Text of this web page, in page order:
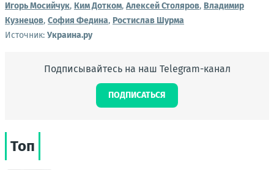
Игорь Мосийчук, Ким Дотком, Алексей Столяров, Владимир
Кузнецов, София Федина, Ростислав Шурма
Источник: Украина.ру
Подписывайтесь на наш Telegram-канал
ПОДПИСАТЬСЯ
Топ